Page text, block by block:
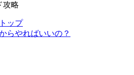
攻略
ップ
らやればいいの？